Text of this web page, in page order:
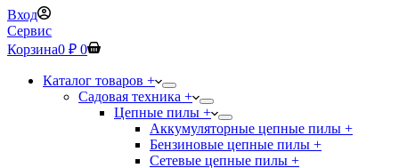
Вход
Сервис
Корзина0 ₽ 0
Каталог товаров +
Садовая техника +
Цепные пилы +
Аккумуляторные цепные пилы +
Бензиновые цепные пилы +
Сетевые цепные пилы +